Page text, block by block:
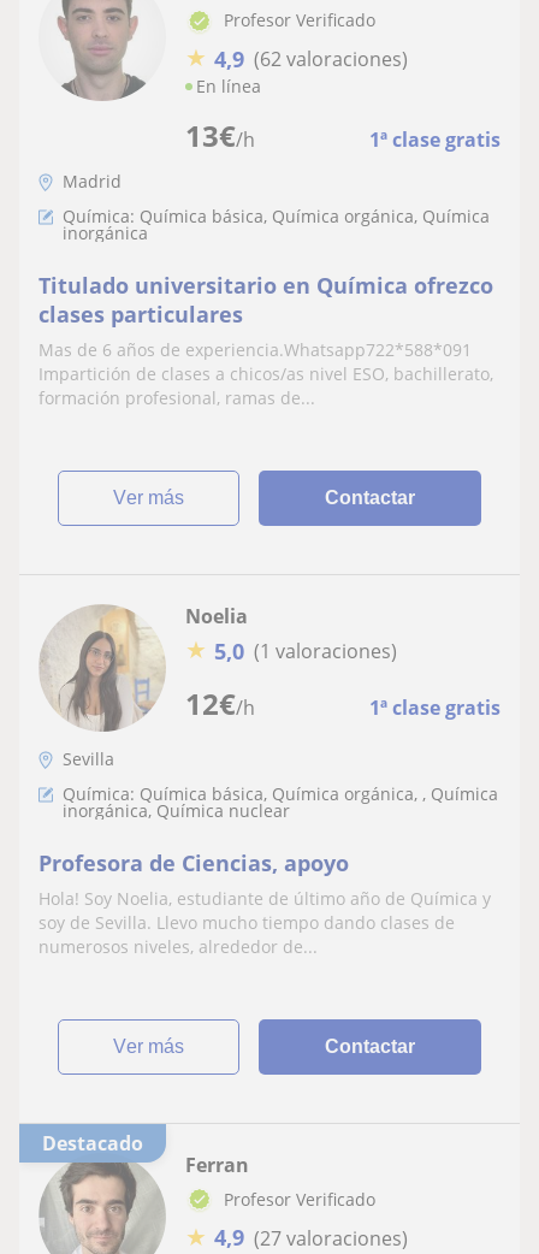
13€/h 1ª clase gratis
Profesor Verificado
★ 4,9 (62 valoraciones)
En línea
Madrid
Química: Química básica, Química orgánica, Química
inorgánica
Titulado universitario en Química ofrezco
clases particulares
Mas de 6 años de experiencia.Whatsapp722*588*091
Impartición de clases a chicos/as nivel ESO, bachillerato,
formación profesional, ramas de...
ver más Contactar
12€/h 1ª clase gratis
Noelia
★ 5,0 (1 valoraciones)
Sevilla
Química: Química básica, Química orgánica, , Química
inorgánica, Química nuclear
Profesora de Ciencias, apoyo
Hola! Soy Noelia, estudiante de último año de Química y
soy de Sevilla. Llevo mucho tiempo dando clases de
numerosos niveles, alrededor de...
ver más Contactar
Destacado
Ferran
Profesor Verificado
★ 4,9 (27 valoraciones)